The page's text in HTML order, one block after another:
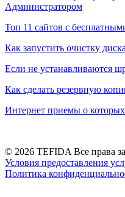
Администратором
Топ 11 сайтов с
Как запустить очистку
Если не устанавливаются
Как сделать резервную
Интернет приемы о
© 2026 TEFIDA Все права
Условия предоставления
Политика